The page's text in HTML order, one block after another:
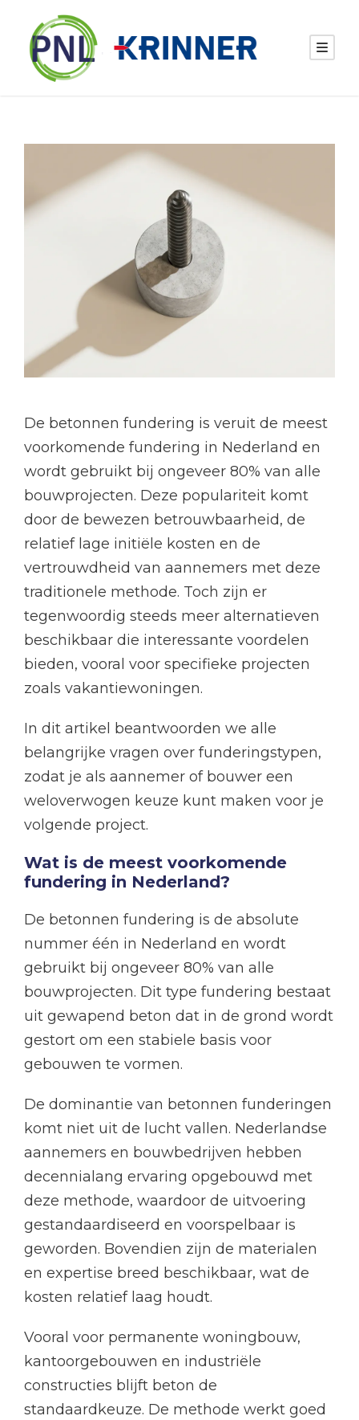
De betonnen fundering is veruit de meest
voorkomende fundering in Nederland en
wordt gebruikt bij ongeveer 80% van alle
bouwprojecten. Deze populariteit komt
door de bewezen betrouwbaarheid, de
relatief lage initiële kosten en de
vertrouwdheid van aannemers met deze
traditionele methode. Toch zijn er
tegenwoordig steeds meer alternatieven
beschikbaar die interessante voordelen
bieden, vooral voor specifieke projecten
zoals vakantiewoningen.
In dit artikel beantwoorden we alle
belangrijke vragen over funderingstypen,
zodat je als aannemer of bouwer een
weloverwogen keuze kunt maken voor je
volgende project.
Wat is de meest voorkomende
fundering in Nederland?
De betonnen fundering is de absolute
nummer één in Nederland en wordt
gebruikt bij ongeveer 80% van alle
bouwprojecten. Dit type fundering bestaat
uit gewapend beton dat in de grond wordt
gestort om een stabiele basis voor
gebouwen te vormen.
De dominantie van betonnen funderingen
komt niet uit de lucht vallen. Nederlandse
aannemers en bouwbedrijven hebben
decennialang ervaring opgebouwd met
deze methode, waardoor de uitvoering
gestandaardiseerd en voorspelbaar is
geworden. Bovendien zijn de materialen
en expertise breed beschikbaar, wat de
kosten relatief laag houdt.
Vooral voor permanente woningbouw,
kantoorgebouwen en industriële
constructies blijft beton de
standaardkeuze. De methode werkt goed